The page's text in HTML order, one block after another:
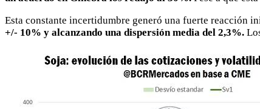
Esta constante incertidumbre generó una fuerte reacción
+/- 10% y alcanzando una dispersión media del 2,3%.